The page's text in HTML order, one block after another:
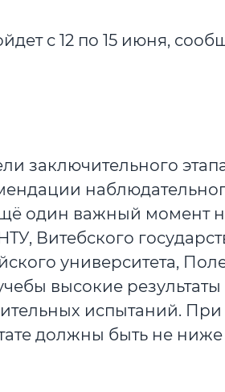
с 12 по 15 июня,
заключительного
один важный момент
Витебского
университета,
высокие
испытаний. При
должны быть не ниже